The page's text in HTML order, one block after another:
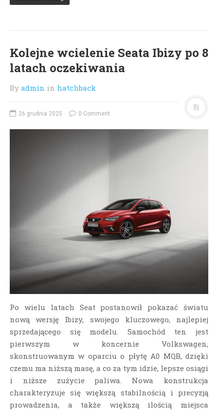
Kolejne wcielenie Seata Ibizy po 8
latach oczekiwania
By admin in hatchback
26 grudnia 2025 0 Comment
Po wielu latach Seat postanowił pokazać światu
nową wersję Ibizy, swojego kluczowego, najlepiej
sprzedającego się modelu. Samochód ten jest
pierwszym w koncernie Volkswagen,
skonstruowanym w oparciu o płytę A0 MQB, dzięki
czemu ma niższą masę, a co za tym idzie, lepsze osiągi
i niższe zużycie paliwa. Nowa konstrukcja
charakteryzuje się większą stabilnością i precyzją
prowadzenia, a także większą ilością miejsca